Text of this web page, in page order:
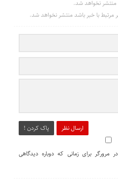
منتشر نخواهد شد.
مرتبط با خبر باشد منتشر نخواهد شد.
ارسال نظر پاک کردن !
برای زمانی که دوباره دیدگاهی